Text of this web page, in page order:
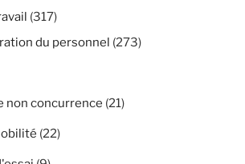
(317)
du personnel (273)
non concurrence (21)
(22)